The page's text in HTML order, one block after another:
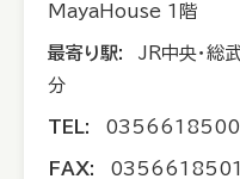
MayaHouse 1階
最寄り駅:
JR中央・総
分
TEL: 0356618500
FAX: 0356618501